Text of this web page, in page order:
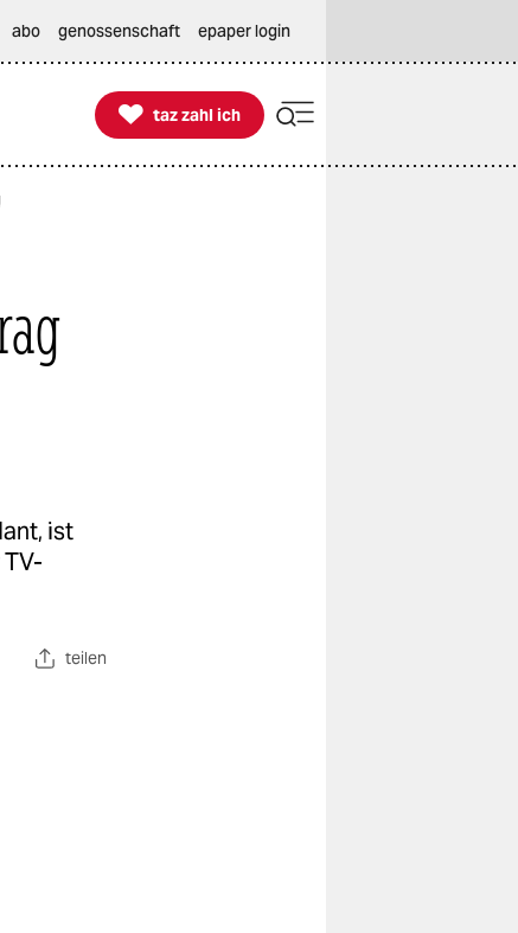
abo genossenschaft epaper login

taz zahl ich
taz zahl ich
ist
teilen